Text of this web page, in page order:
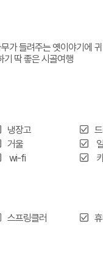
들려주는 옛이야기에
기 딱 좋은 시골여행
냉장고
거울
wi-fi
스프링클러